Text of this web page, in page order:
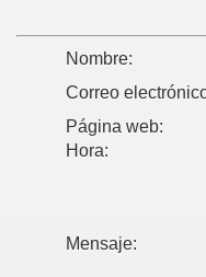
Nombre:
Correo
Página web:
Hora:
Mensaje: